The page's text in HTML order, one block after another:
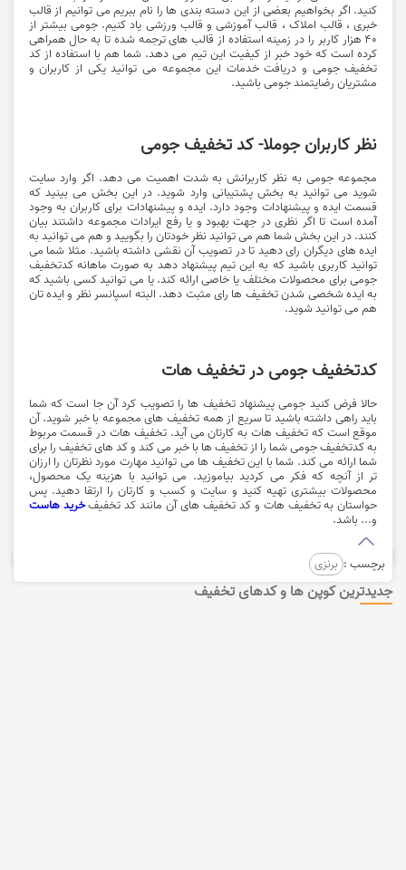
کنید. اگر بخواهیم بعضی از این دسته بندی ها را نام ببریم می توانیم از قالب
خبری ، قالب املاک ، قالب آموزشی و قالب ورزشی یاد کنیم. جومی بیشتر از
۴۰ هزار کاربر را در زمینه استفاده از قالب های ترجمه شده تا به حال همراهی
کرده است که خود خبر از کیفیت این تیم می دهد. شما هم با استفاده از کد
تخفیف جومی و دریافت خدمات این مجموعه می توانید یکی از کاربران و
مشتریان رضایتمند جومی باشید.
نظر کاربران جوملا- کد تخفیف جومی
مجموعه جومی به نظر کاربرانش به شدت اهمیت می دهد. اگر وارد سایت
شوید می توانید به بخش پشتیبانی وارد شوید. در این بخش می بینید که
قسمت ایده و پیشنهادات وجود دارد. ایده و پیشنهادات برای کاربران به وجود
آمده است تا اگر نظری در جهت بهبود و یا رفع ایرادات مجموعه داشتند بیان
کنند. در این بخش شما هم می توانید نظر خودتان را بگویید و هم می توانید به
ایده های دیگران رای دهید تا در تصویب آن نقشی داشته باشید. مثلا شما می
توانید کاربری باشید که به این تیم پیشنهاد دهد به صورت ماهانه کدتخفیف
جومی برای محصولات مختلف یا خاصی ارائه کند. یا می توانید کسی باشید که
به ایده شخصی شدن تخفیف ها رای مثبت دهد. البته اسپانسر نظر و ایده تان
هم می توانید شوید.
کدتخفیف جومی در تخفیف هات
حالا فرض کنید جومی پیشنهاد تخفیف ها را تصویب کرد آن جا است که شما
باید راهی داشته باشید تا سریع از همه تخفیف های مجموعه با خبر شوید. آن
موقع است که تخفیف هات به کارتان می آید. تخفیف هات در قسمت مربوط
به کدتخفیف جومی شما را از تخفیف ها با خبر می کند و کد های تخفیف را برای
شما ارائه می کند. شما با این تخفیف ها می توانید مهارت مورد نظرتان را ارزان
تر از آنچه که فکر می کردید بیاموزید. می توانید با هزینه یک محصول،
محصولات بیشتری تهیه کنید و سایت و کسب و کارتان را ارتقا دهید. پس
حواستان به تخفیف هات و کد تخفیف های آن مانند کد تخفیفخرید هاست
و... باشد.
برچسب : برنزی
جدیدترین کوپن ها و کدهای تخفیف